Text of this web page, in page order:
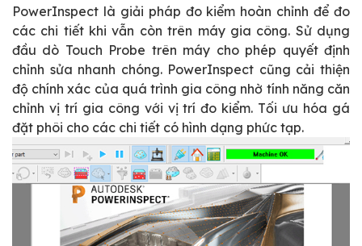
PowerInspect là giải pháp đo kiểm hoàn chỉnh để đo
các chi tiết khi vẫn còn trên máy gia công. Sử dụng
đầu dò Touch Probe trên máy cho phép quyết định
chỉnh sửa nhanh chóng. PowerInspect cũng cải thiện
độ chính xác của quá trình gia công nhờ tính năng căn
chỉnh vị trí gia công với vị trí đo kiểm. Tối ưu hóa gá
đặt phôi cho các chi tiết có hình dạng phức tạp.